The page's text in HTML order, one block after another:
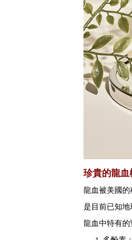
珍貴的龍
龍血被美國
是目前已知
龍血中特有